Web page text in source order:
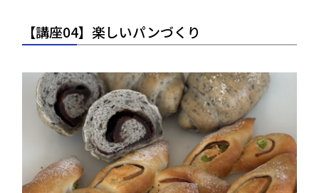
【講座04】楽しいパンづくり